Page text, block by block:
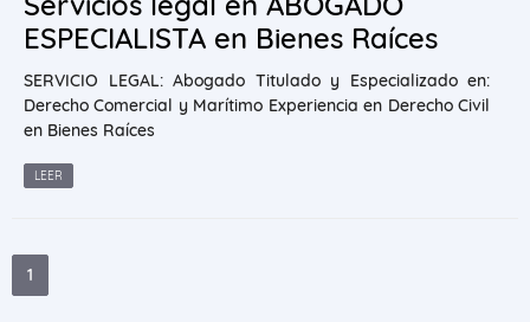
ESPECIALISTA en Bienes Raíces
SERVICIO LEGAL: Abogado Titulado y Especializado en:
Derecho Comercial y Marítimo Experiencia en Derecho Civil
en Bienes Raíces
LEER
1